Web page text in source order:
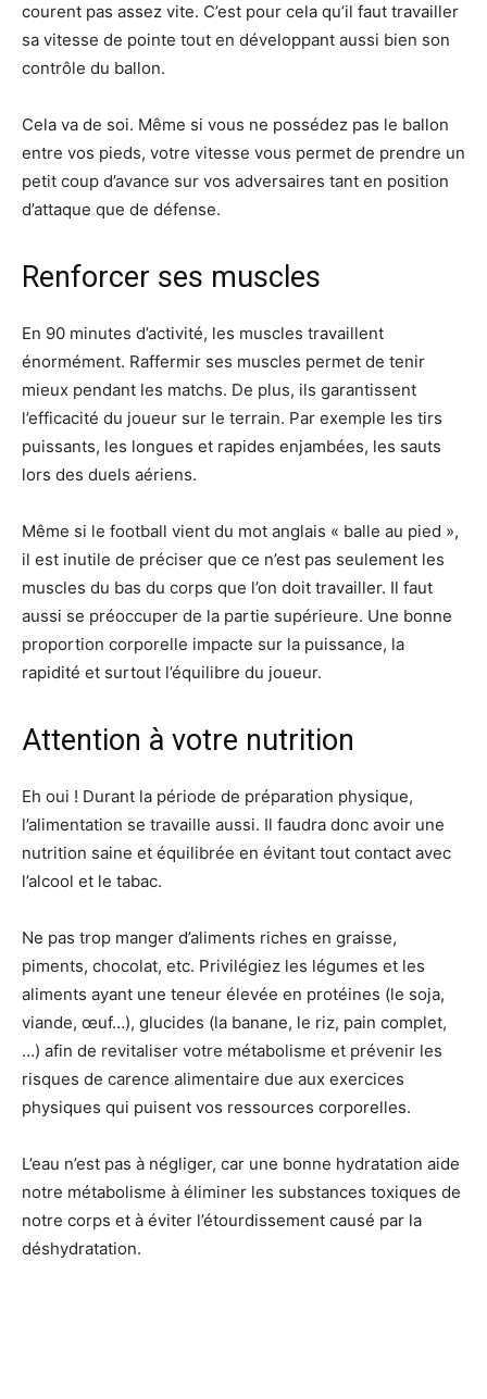
courent pas assez vite. C’est pour cela qu’il faut travailler
sa vitesse de pointe tout en développant aussi bien son
contrôle du ballon.
Cela va de soi. Même si vous ne possédez pas le ballon
entre vos pieds, votre vitesse vous permet de prendre un
petit coup d’avance sur vos adversaires tant en position
d’attaque que de défense.
Renforcer ses muscles
En 90 minutes d’activité, les muscles travaillent
énormément. Raffermir ses muscles permet de tenir
mieux pendant les matchs. De plus, ils garantissent
l’efficacité du joueur sur le terrain. Par exemple les tirs
puissants, les longues et rapides enjambées, les sauts
lors des duels aériens.
Même si le football vient du mot anglais « balle au pied »,
il est inutile de préciser que ce n’est pas seulement les
muscles du bas du corps que l’on doit travailler. Il faut
aussi se préoccuper de la partie supérieure. Une bonne
proportion corporelle impacte sur la puissance, la
rapidité et surtout l’équilibre du joueur.
Attention à votre nutrition
Eh oui ! Durant la période de préparation physique,
l’alimentation se travaille aussi. Il faudra donc avoir une
nutrition saine et équilibrée en évitant tout contact avec
l’alcool et le tabac.
Ne pas trop manger d’aliments riches en graisse,
piments, chocolat, etc. Privilégiez les légumes et les
aliments ayant une teneur élevée en protéines (le soja,
viande, œuf…), glucides (la banane, le riz, pain complet,
…) afin de revitaliser votre métabolisme et prévenir les
risques de carence alimentaire due aux exercices
physiques qui puisent vos ressources corporelles.
L’eau n’est pas à négliger, car une bonne hydratation aide
notre métabolisme à éliminer les substances toxiques de
notre corps et à éviter l’étourdissement causé par la
déshydratation.